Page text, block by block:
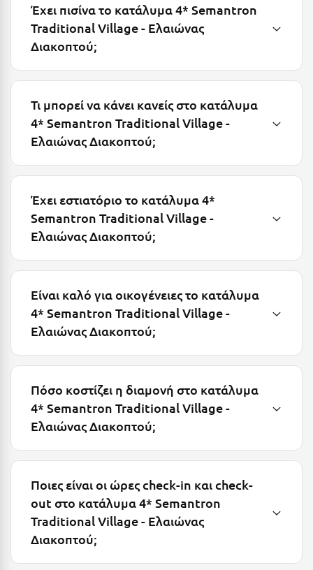
Λιτόχωρο
Λουτρά Πόζαρ
Λουτρά Υπάτης
Λουτράκι
Λούτσα
Μ
Μάνη
Μαραθώνας Αττικής
Μεσολόγγι
Μεσσηνία
Μετέωρα
Μέτσοβο
Μήλος
Μουζάκι
Μπαλί Κρήτης
Μπάνσκο
Μπούκα Μεσσηνίας
Έχει πισίνα το κατάλυμα 4* Semantron
Traditional Village - Ελαιώνας
Διακοπτού;
Τι μπορεί να κάνει κανείς στο κατάλυμα
4* Semantron Traditional Village -
Ελαιώνας Διακοπτού;
Έχει εστιατόριο το κατάλυμα 4*
Semantron Traditional Village -
Ελαιώνας Διακοπτού;
Είναι καλό για οικογένειες το κατάλυμα
4* Semantron Traditional Village -
Ελαιώνας Διακοπτού;
Πόσο κοστίζει η διαμονή στο κατάλυμα
4* Semantron Traditional Village -
Ελαιώνας Διακοπτού;
Ποιες είναι οι ώρες check-in και check-
out στο κατάλυμα 4* Semantron
Traditional Village - Ελαιώνας
Διακοπτού;